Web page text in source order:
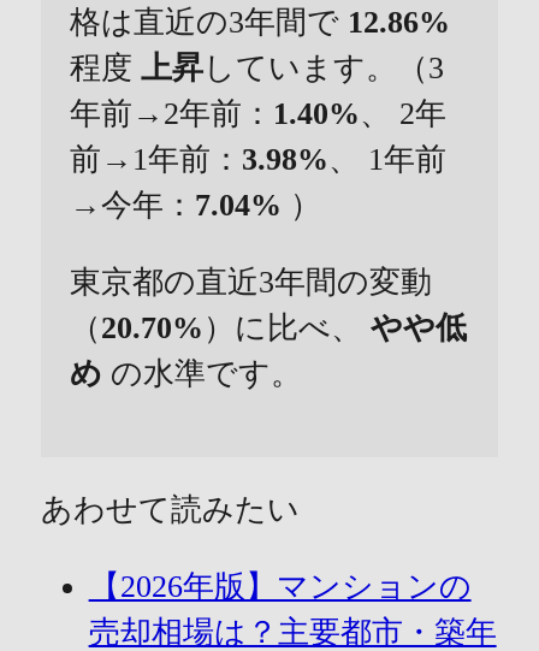
格は直近の3年間で 12.86%
程度 上昇しています。（3
年前→2年前： 1.40%、 2年
前→1年前： 3.98%、 1年前
→今年： 7.04% ）
東京都の直近3年間の変動
（20.70% ）に比べ、
やや低
め の水準です。
あわせて読みたい
【2026年版】マンションの
売却相場は？主要都市・築年